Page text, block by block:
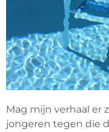
Mag mijn verhaal er
jongeren tegen die